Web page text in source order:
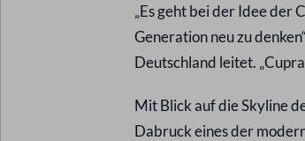
„Es geht bei der Idee der
Generation neu zu
Deutschland leitet.
Mit Blick auf die Skyline
Dabruck eines der